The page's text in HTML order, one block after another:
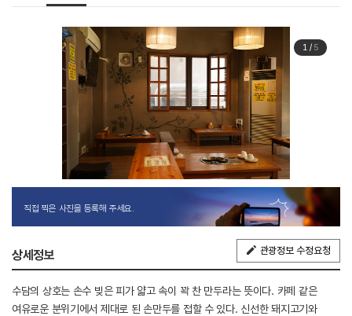
1/ 5
직접 찍은 사진을 등록해 주세요.
상세정보 관광정보 수정요청
수담의 상호는 손수 빚은 피가 얇고 속이 꽉 찬 만두라는 뜻이다. 카페 같은
여유로운 분위기에서 제대로 된 손만두를 접할 수 있다. 신선한 돼지고기와